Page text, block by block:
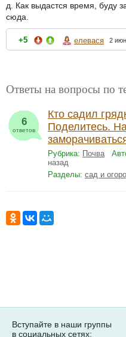
д. Как выдастся время, буду
сюда.
+5 елевася 2
Ответы на вопросы по
6
ответов
Кто садил
Поделитесь.
Рубрика: Почва
назад
Разделы: сад и
Вступайте в наши группы
в социальных сетях: